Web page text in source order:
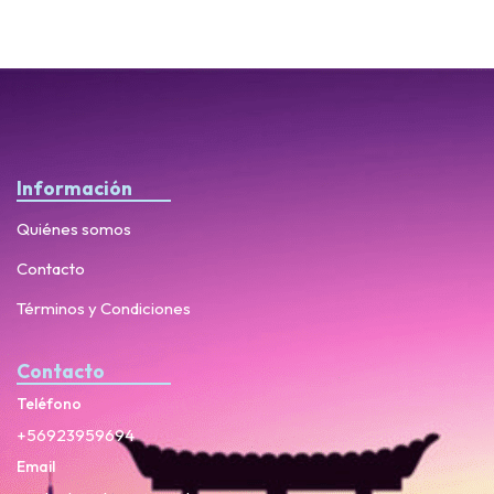
Información
Quiénes somos
Contacto
Términos y Condiciones
Contacto
Teléfono
+56923959694
Email